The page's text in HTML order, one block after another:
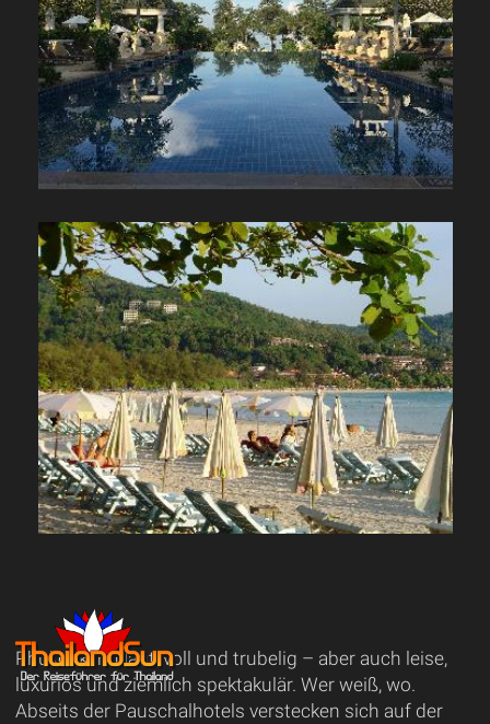
Phuket kann laut, voll und trubelig – aber auch leise,
luxuriös und ziemlich spektakulär. Wer weiß, wo.
Abseits der Pauschalhotels verstecken sich auf der